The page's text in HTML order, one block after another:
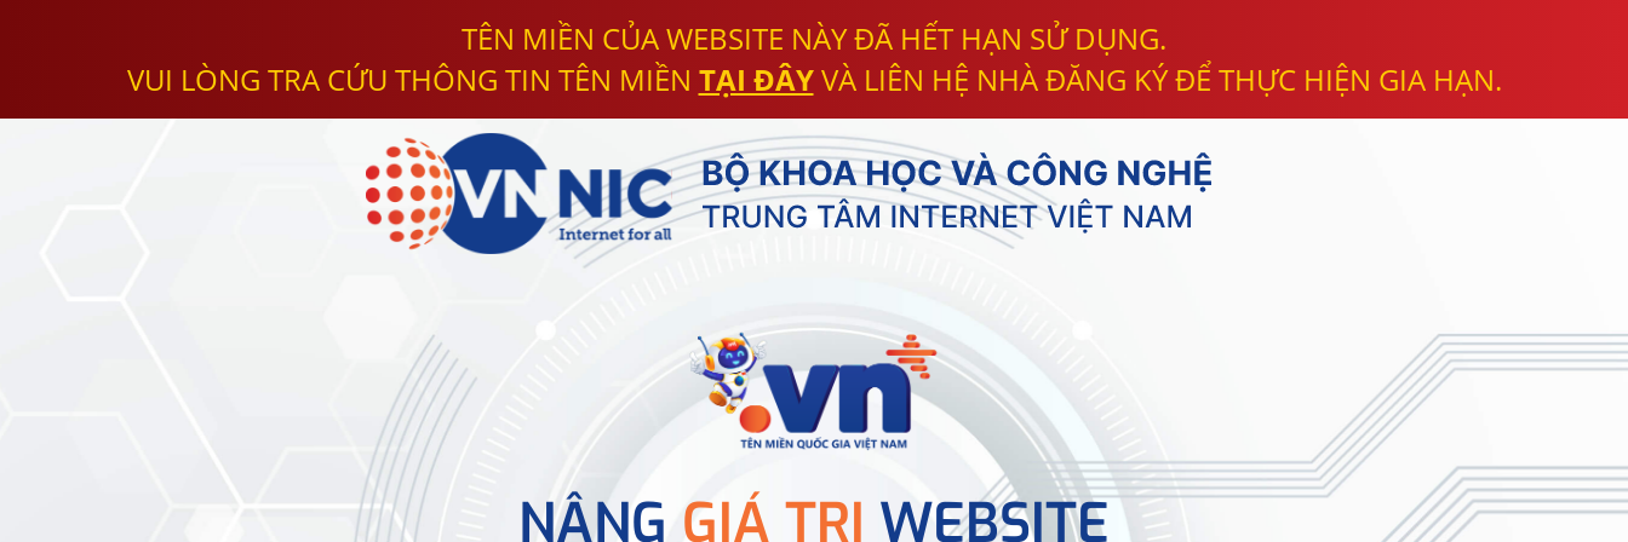
TÊN MIỀN CỦA WEBSITE NÀY ĐÃ HẾT HẠN SỬ DỤNG.
VUI LÒNG TRA CỨU THÔNG TIN TÊN MIỀN TẠI ĐÂYVÀ LIÊN HỆ NHÀ ĐĂNG KÝ ĐỂ THỰC HIỆN GIA HẠN.
NÂNG GIÁ TRỊ WEBSITE